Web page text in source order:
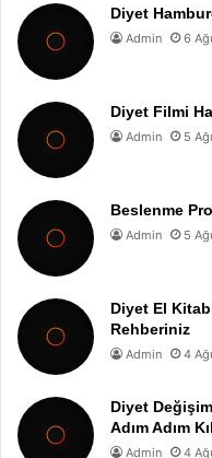
Diyet
Admin 6
Diyet Filmi
Admin 5
Beslenme
Admin 5
Diyet El
Rehberiniz
Admin 4
Diyet
Adım Adım
Admin 4